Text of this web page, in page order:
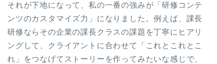
それが下地になって、私の一番の強みが「研修コンテ
ンツのカスタマイズ力」になりました。例えば、課長
研修ならその企業の課長クラスの課題を丁寧にヒアリ
ングして、クライアントに合わせて「これとこれとこ
れ」をつなげてストーリーを作ってみたいな感じで、